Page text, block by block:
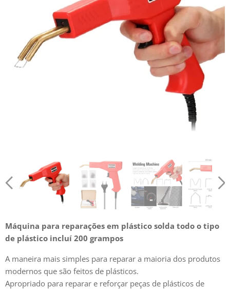
Máquina para reparações em plástico solda todo o tipo
de plástico incluí 200 grampos
A maneira mais simples para reparar a maioria dos produtos
modernos que são feitos de plásticos.
Apropriado para reparar e reforçar peças de plásticos de